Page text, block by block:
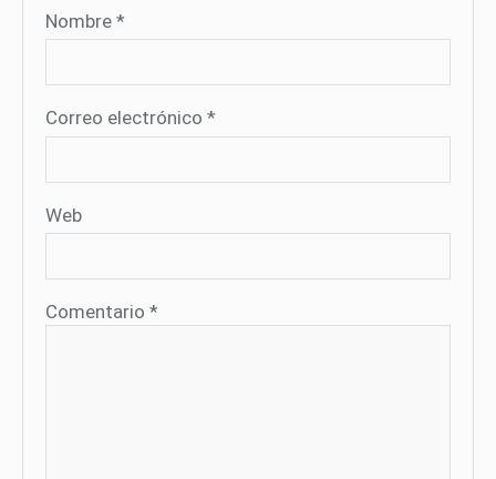
Nombre *
Correo electrónico *
Web
Comentario *